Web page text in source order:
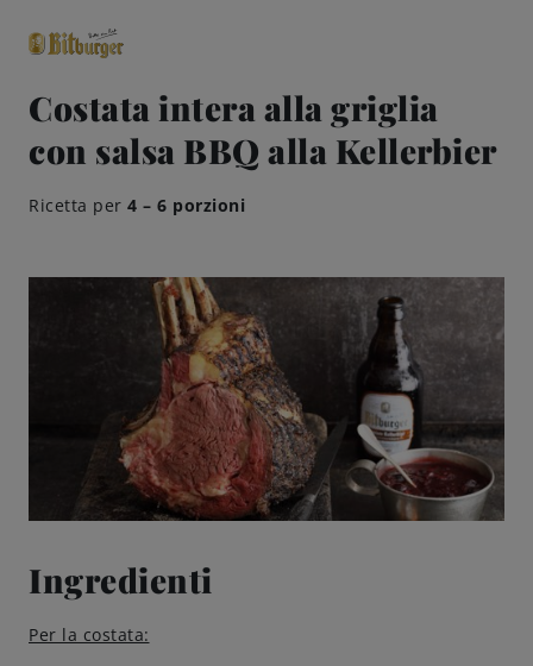
close
Classici premium 0,0% analcolico
Gusto
Share & Pair
Qualità
Ricette
Come servire
Costata intera alla griglia
con salsa BBQ alla Kellerbier
Ricetta per 4 – 6 porzioni
Ingredienti
Per la costata: